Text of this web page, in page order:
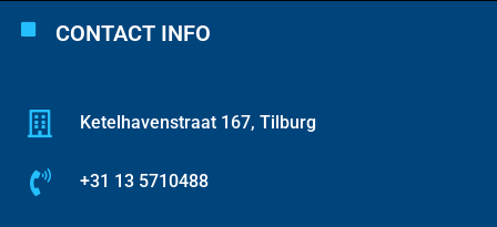
CONTACT INFO
Ketelhavenstraat 167, Tilburg
+31 13 5710488